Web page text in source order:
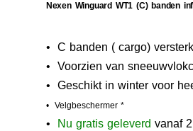
Nexen Winguard WT1 (C) banden
• C banden ( cargo)
• Voorzien van
• Geschikt in winter voor
• Velgbeschermer *
• N u gratis geleverd vanaf